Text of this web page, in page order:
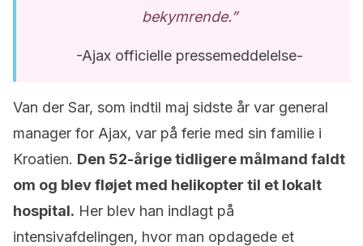
bekymrende.”
-Ajax officielle pressemeddelelse-
Van der Sar, som indtil maj sidste år var general
manager for Ajax, var på ferie med sin familie i
Kroatien. Den 52-årige tidligere målmand faldt
om og blev fløjet med helikopter til et lokalt
hospital. Her blev han indlagt på
intensivafdelingen, hvor man opdagede et